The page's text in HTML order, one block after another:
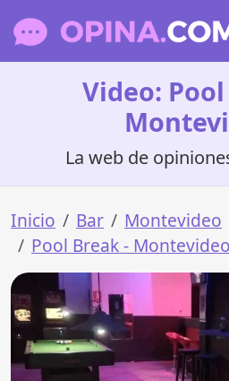
Video:
La web de
Inicio Bar
Montevideo
Pool Break - Montevideo